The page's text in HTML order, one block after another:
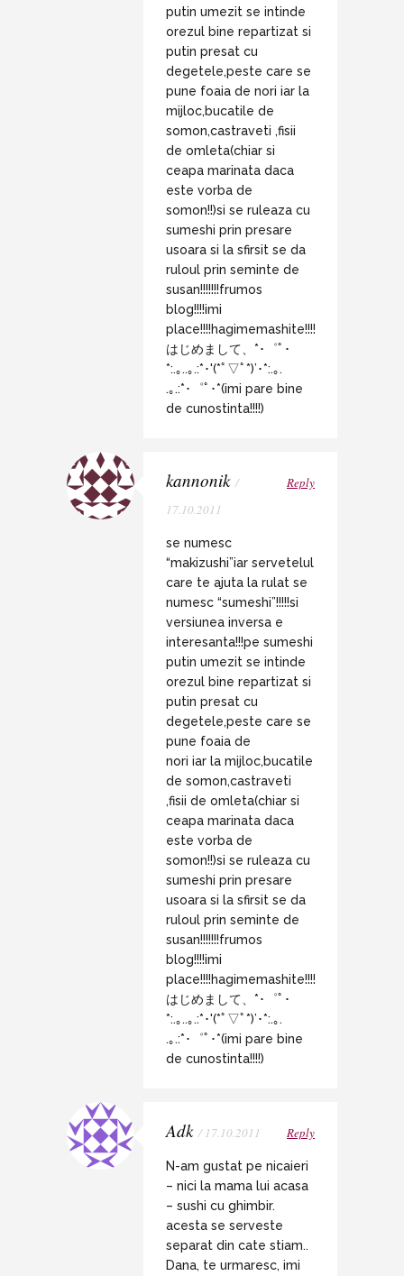
putin umezit se intinde
orezul bine repartizat si
putin presat cu
degetele,peste care se
pune foaia de nori iar la
mijloc,bucatile de
somon,castraveti ,fisii
de omleta(chiar si
ceapa marinata daca
este vorba de
somon!!)si se ruleaza cu
sumeshi prin presare
usoara si la sfirsit se da
ruloul prin seminte de
susan!!!!!!!frumos
blog!!!!imi
place!!!!hagimemashite!!!!
はじめまして、*･゜ﾟ･
*:.｡..｡.:*･'(*ﾟ▽ﾟ*)’･*:.｡.
.｡.:*･゜ﾟ･*(imi pare bine
de cunostinta!!!!)
kannonik /
17.10.2011
Reply
se numesc
“makizushi”iar servetelul
care te ajuta la rulat se
numesc “sumeshi”!!!!!si
versiunea inversa e
interesanta!!!pe sumeshi
putin umezit se intinde
orezul bine repartizat si
putin presat cu
degetele,peste care se
pune foaia de
nori iar la mijloc,bucatile
de somon,castraveti
,fisii de omleta(chiar si
ceapa marinata daca
este vorba de
somon!!)si se ruleaza cu
sumeshi prin presare
usoara si la sfirsit se da
ruloul prin seminte de
susan!!!!!!!frumos
blog!!!!imi
place!!!!hagimemashite!!!!
はじめまして、*･゜ﾟ･
*:.｡..｡.:*･'(*ﾟ▽ﾟ*)’･*:.｡.
.｡.:*･゜ﾟ･*(imi pare bine
de cunostinta!!!!)
Adk / 17.10.2011 Reply
N-am gustat pe nicaieri
– nici la mama lui acasa
– sushi cu ghimbir.
acesta se serveste
separat din cate stiam..
Dana, te urmaresc, imi